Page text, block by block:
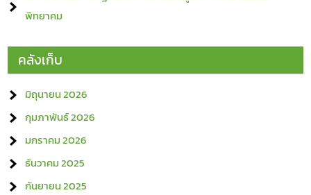
พิทยาคม
คลังเก็บ
มิถุนายน 2026
กุมภาพันธ์ 2026
มกราคม 2026
ธันวาคม 2025
กันยายน 2025